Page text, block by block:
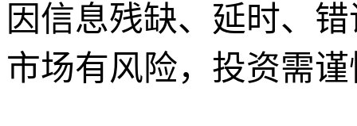
因信息残缺、延时、
市场有风险，投资需